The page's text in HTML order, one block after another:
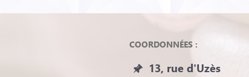
COORDONNÉES :
13, rue d'Uzès